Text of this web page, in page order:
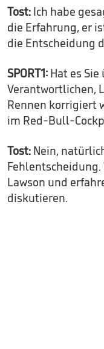
Tost: Ich habe
die Erfahrung, er
die Entscheidung
SPORT1: Hat es
Verantwortlichen,
Rennen korrigiert
im Red-Bull-
Tost: Nein,
Lawson und
diskutieren.